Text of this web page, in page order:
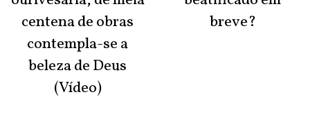
centena de obras
contempla-se a
beleza de Deus
(Vídeo)
breve?